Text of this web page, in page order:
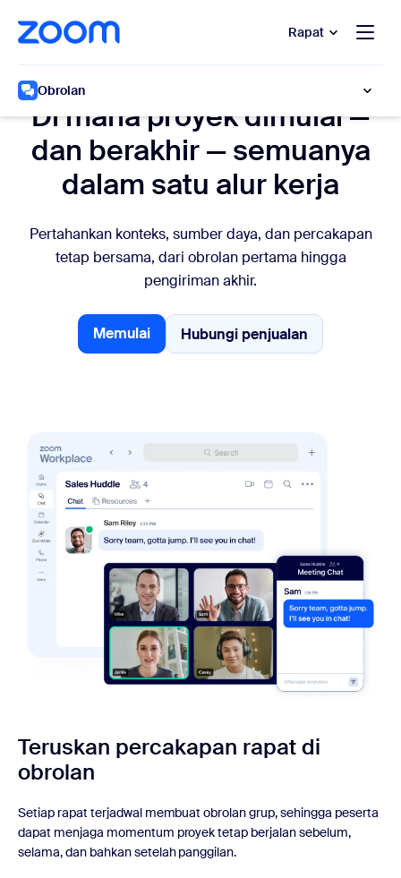
ke konten utama
percakapan bantuan Rapat
Obrolan
Di mana proyek dimulai —
dan berakhir — semuanya
dalam satu alur kerja
Pertahankan konteks, sumber daya, dan percakapan
tetap bersama, dari obrolan pertama hingga
pengiriman akhir.
Memulai
Memulai
Hubungi penjualan
Hubungi penjualan
Teruskan percakapan rapatdi
obrolan
Setiap rapat terjadwal membuat obrolan grup, sehingga peserta
dapat menjaga momentum proyek tetap berjalan sebelum,
selama, dan bahkan setelah panggilan.